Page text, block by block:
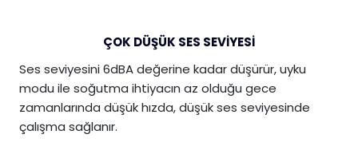
ÇOK DÜŞÜK SES SEVİYESİ
Ses seviyesini 6dBA değerine kadar düşürür, uyku
modu ile soğutma ihtiyacın az olduğu gece
zamanlarında düşük hızda, düşük ses seviyesinde
çalışma sağlanır.